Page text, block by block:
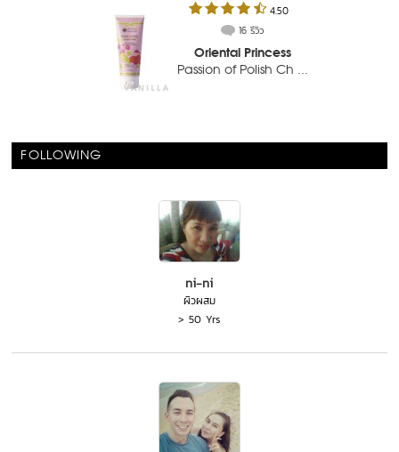
4.50
16 รีวิว
Oriental Princess
Passion of Polish Ch ...
FOLLOWING
ni-ni
ผิวผสม
> 50 Yrs